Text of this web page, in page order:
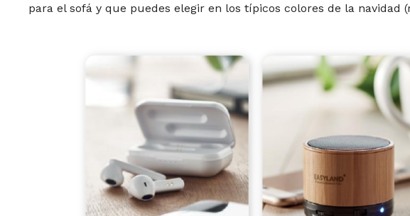
para el sofá y que puedes elegir en los típicos colores de la navidad